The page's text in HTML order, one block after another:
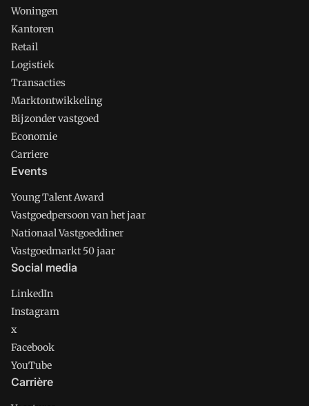
Woningen
Kantoren
Retail
Logistiek
Transacties
Marktontwikkeling
Bijzonder vastgoed
Economie
Carriere
Events
Young Talent Award
Vastgoedpersoon van het jaar
Nationaal Vastgoeddiner
Vastgoedmarkt 50 jaar
Social media
LinkedIn
Instagram
x
Facebook
YouTube
Carrière